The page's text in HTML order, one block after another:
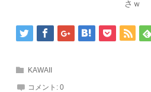
さｗ
KAWAII
コメント:0